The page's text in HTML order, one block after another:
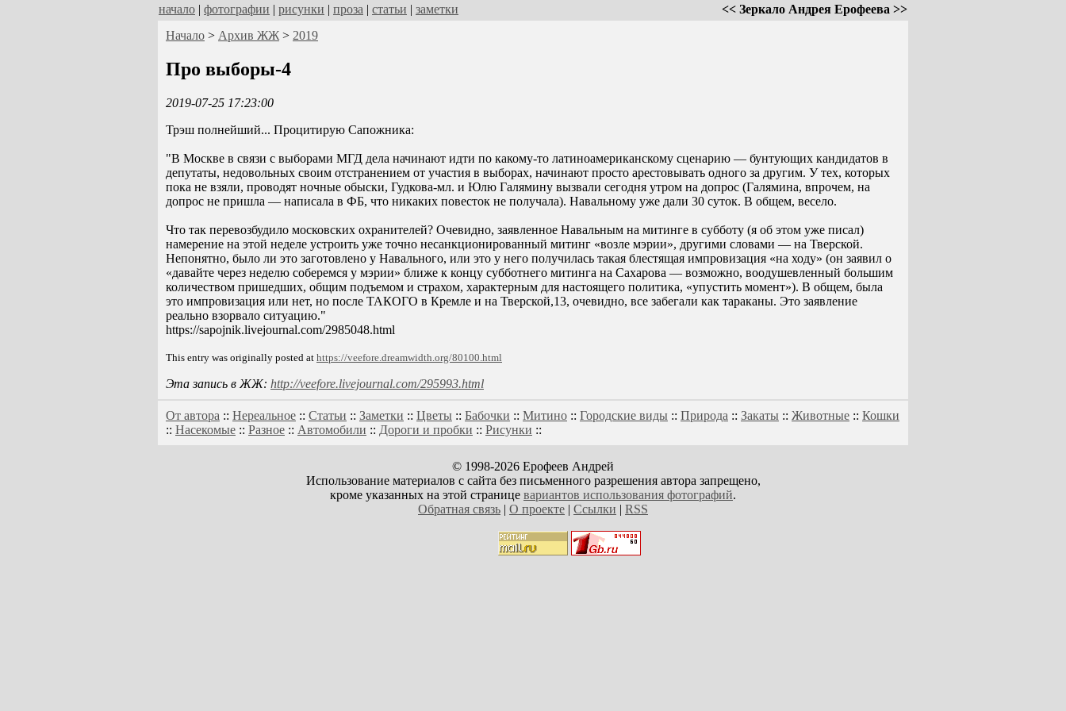
начало | фотографии | рисунки | проза | статьи | заметки
<< Зеркало Андрея Ерофеева >>
Начало > Архив ЖЖ > 2019
Про выборы-4
2019-07-25 17:23:00
Трэш полнейший... Процитирую Сапожника:
"В Москве в связи с выборами МГД дела начинают идти по какому-то латиноамериканскому сценарию — бунтующих кандидатов в
депутаты, недовольных своим отстранением от участия в выборах, начинают просто арестовывать одного за другим. У тех, которых
пока не взяли, проводят ночные обыски, Гудкова-мл. и Юлю Галямину вызвали сегодня утром на допрос (Галямина, впрочем, на
допрос не пришла — написала в ФБ, что никаких повесток не получала). Навальному уже дали 30 суток. В общем, весело.
Что так перевозбудило московских охранителей? Очевидно, заявленное Навальным на митинге в субботу (я об этом уже писал)
намерение на этой неделе устроить уже точно несанкционированный митинг «возле мэрии», другими словами — на Тверской.
Непонятно, было ли это заготовлено у Навального, или это у него получилась такая блестящая импровизация «на ходу» (он заявил о
«давайте через неделю соберемся у мэрии» ближе к концу субботнего митинга на Сахарова — возможно, воодушевленный большим
количеством пришедших, общим подъемом и страхом, характерным для настоящего политика, «упустить момент»). В общем, была
это импровизация или нет, но после ТАКОГО в Кремле и на Тверской,13, очевидно, все забегали как тараканы. Это заявление
реально взорвало ситуацию."
https://sapojnik.livejournal.com/2985048.html
This entry was originally posted at https://veefore.dreamwidth.org/80100.html
Эта запись в ЖЖ: http://veefore.livejournal.com/295993.html
От автора :: Нереальное :: Статьи :: Заметки :: Цветы :: Бабочки :: Митино :: Городские виды :: Природа :: Закаты :: Животные :: Кошки
:: Насекомые :: Разное :: Автомобили :: Дороги и пробки :: Рисунки ::
© 1998-2026 Ерофеев Андрей
Использование материалов с сайта без письменного разрешения автора запрещено,
кроме указанных на этой странице вариантов использования фотографий.
Обратная связь | О проекте | Ссылки | RSS